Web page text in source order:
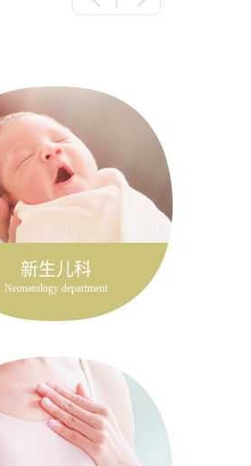
新生儿科
Neonatology department